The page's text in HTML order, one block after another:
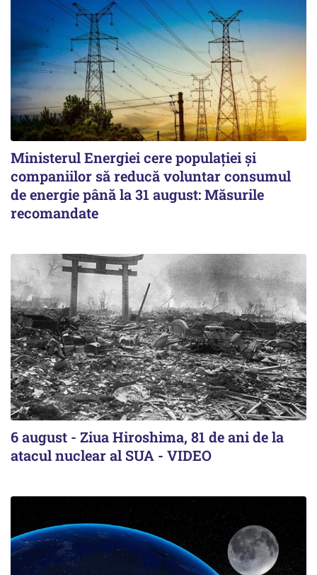
Ministerul Energiei cere populației și
companiilor să reducă voluntar consumul
de energie până la 31 august: Măsurile
recomandate
6 august - Ziua Hiroshima, 81 de ani de la
atacul nuclear al SUA - VIDEO